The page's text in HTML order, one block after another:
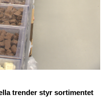
trender styr sortimentet